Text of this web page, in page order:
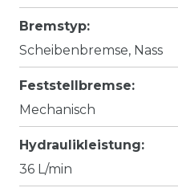
Bremstyp:
Scheibenbremse, Nass
Feststellbremse:
Mechanisch
Hydraulikleistung:
36 L/min